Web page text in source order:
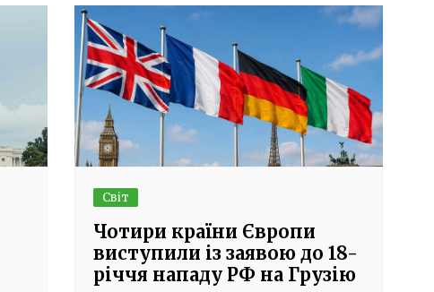
Світ
Чотири країни Європи
виступили із заявою до 18-
річчя нападу РФ на Грузію